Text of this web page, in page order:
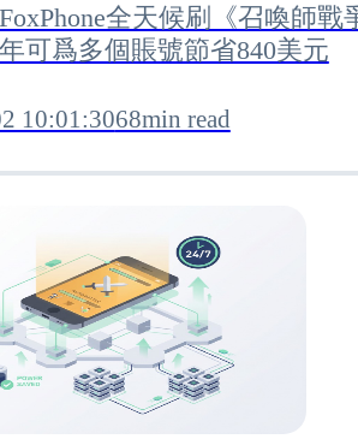
全天候刷《召喚師戰
可爲多個賬號節省840美元
10:01:3068min read